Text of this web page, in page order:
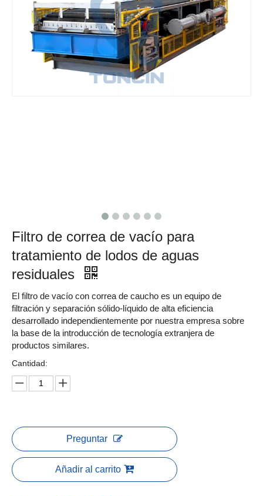
Filtro de correa de vacío para
tratamiento de lodos de aguas
residuales
El filtro de vacío con correa de caucho es un equipo de
filtración y separación sólido-líquido de alta eficiencia
desarrollado independientemente por nuestra empresa sobre
la base de la introducción de tecnología extranjera de
productos similares.
Cantidad:
Preguntar
Añadir al carrito